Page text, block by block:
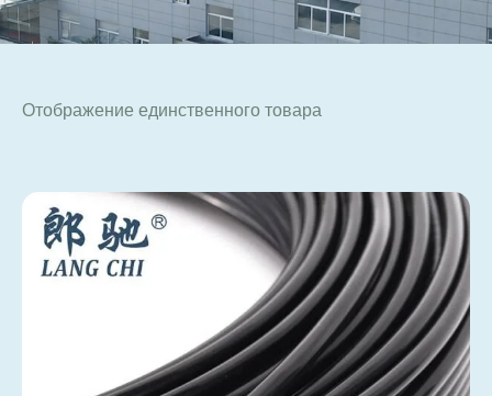
Отображение единственного товара